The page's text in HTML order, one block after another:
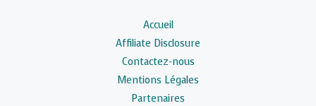
Accueil
Affiliate Disclosure
Contactez-nous
Mentions Légales
Partenaires